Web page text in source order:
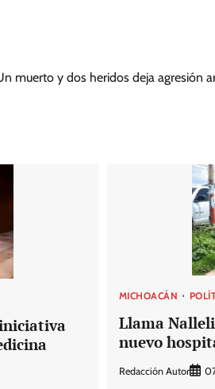
muerto y dos heridos deja agresión
MICHOACÁN
Llama
nuevo
Redacción Autor